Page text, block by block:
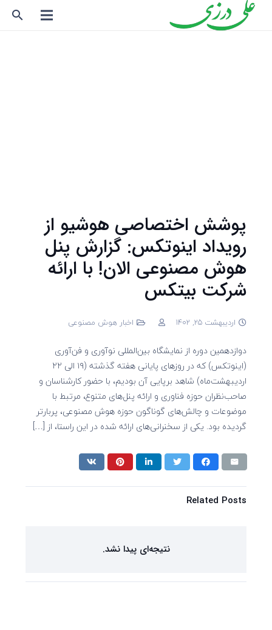
search
پوشش اختصاصی هوشیو از
رویداد اینوتکس: گزارش پنل
هوش مصنوعی الان! با ارائه
شرکت بیتکس
اردیبهشت 25, 1402 اخبار هوش مصنوعی
دوازدهمین دوره از نمایشگاه بین‌المللی نوآوری و فن‌آوری
(اینوتکس) که در روزهای پایانی هفته گذشته (۱۹ الی ۲۲
اردیبهشت‌ماه) شاهد برپایی آن بودیم، با حضور کارشناسان و
صاحب‌نظران حوزه فناوری و ارائه پنل‌های متنوع، مرتبط با
موضوعات و چالش‌های گوناگون حوزه هوش مصنوعی، پربارتر
گردیده بود. یکی از سخنرانی‌های ارائه شده در این راستا، از […]
Related Posts
نتیجه‌ای پیدا نشد.